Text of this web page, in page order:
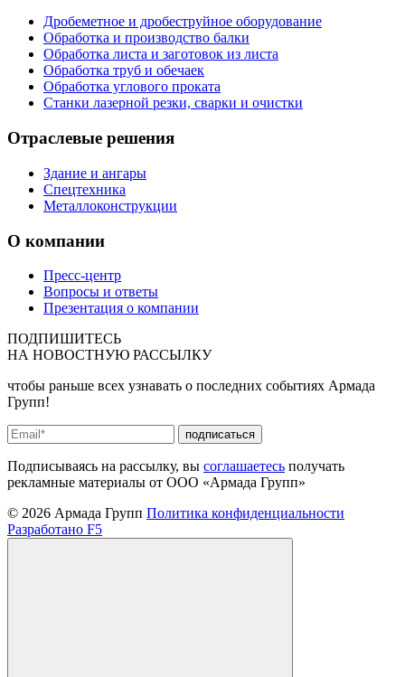
Дробеметное и дробеструйное оборудование
Обработка и производство балки
Обработка листа и заготовок из листа
Обработка труб и обечаек
Обработка углового проката
Станки лазерной резки, сварки и очистки
Отраслевые решения
Здание и ангары
Спецтехника
Металлоконструкции
О компании
Пресс-центр
Вопросы и ответы
Презентация о компании
ПОДПИШИТЕСЬ
НА НОВОСТНУЮ РАССЫЛКУ
чтобы раньше всех узнавать о последних событиях Армада
Групп!
подписаться
Подписываясь на рассылку, вы соглашаетесь получать
рекламные материалы от ООО «Армада Групп»
© 2026 Армада Групп Политика конфиденциальности
Разработано F5